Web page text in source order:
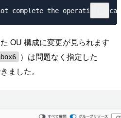
OU 構成に変更が見られます
）は問題なく指定した
ました。